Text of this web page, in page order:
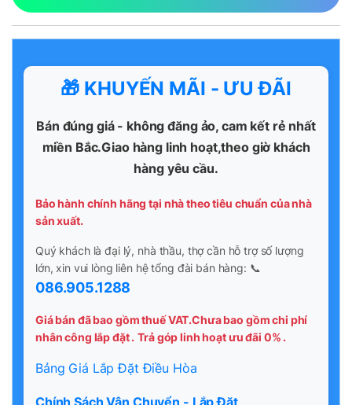
🎁 KHUYẾN MÃI - ƯU ĐÃI
Bán đúng giá - không đăng ảo, cam kết rẻ nhất
miền Bắc.Giao hàng linh hoạt,theo giờ khách
hàng yêu cầu.
Bảo hành chính hãng tại nhà theo tiêu chuẩn của nhà
sản xuất.
Quý khách là đại lý, nhà thầu, thợ cần hỗ trợ số lượng
lớn, xin vui lòng liên hệ tổng đài bán hàng: 📞
086.905.1288
Giá bán đã bao gồm thuế VAT.Chưa bao gồm chi phí
nhân công lắp đặt . Trả góp linh hoạt ưu đãi 0% .
Bảng Giá Lắp Đặt Điều Hòa
Chính Sách Vận Chuyển - Lắp Đặt